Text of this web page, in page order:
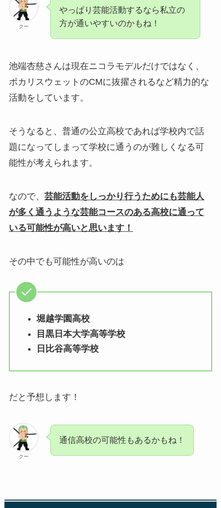
クー
やっぱり芸能活動するなら私立の
方が通いやすいのかもね！
池端杏慈さんは現在ニコラモデルだけではなく、
ポカリスウェットのCMに抜擢されるなど精力的な
活動をしています。
そうなると、普通の公立高校であれば学校内で話
題になってしまって学校に通うのが難しくなる可
能性が考えられます。
なので、 芸能活動をしっかり行うためにも芸能人
が多く通うような芸能コースのある高校に通って
いる可能性が高いと思います！
その中でも可能性が高いのは
堀越学園高校
目黒日本大学高等学校
日比谷高等学校
だと予想します！
クー
通信高校の可能性もあるかもね！